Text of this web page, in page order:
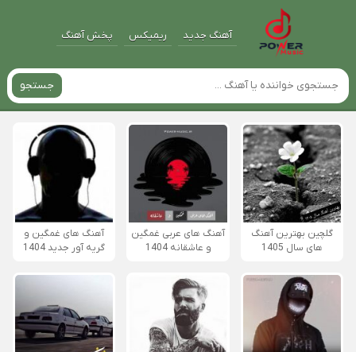
آهنگ جدید ریمیکس پخش آهنگ
جستجو
گلچین بهترین آهنگ
های سال 1405
آهنگ های عربی غمگین
و عاشقانه 1404
آهنگ های غمگین و
گریه آور جدید 1404